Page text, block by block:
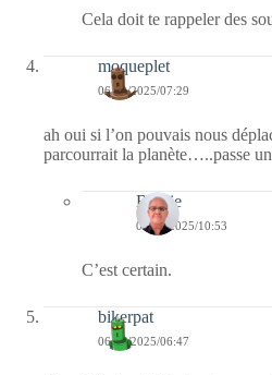
Cela doit te rappeler des
moqueplet
06/02/2025/07:29
ah oui si l’on pouvais nous
parcourrait la planète…..passe
Bernie
09/02/2025/10:53
C’est certain.
bikerpat
06/02/2025/06:47